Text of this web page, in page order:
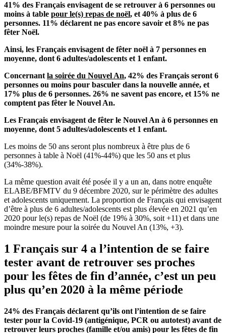
41% des Français envisagent de se retrouver à 6 personnes ou
moins à table pour le(s) repas de noël, et 40% à plus de 6
personnes. 11% déclarent ne pas encore savoir et 8% ne pas
fêter Noël.
Ainsi, les Français envisagent de fêter noël à 7 personnes en
moyenne, dont 6 adultes/adolescents et 1 enfant.
Concernantla soirée du Nouvel An, 42% des Français seront 6
personnes ou moins pour basculer dans la nouvelle année, et
17% plus de 6 personnes. 26% ne savent pas encore, et 15% ne
comptent pas fêter le Nouvel An.
Les Français envisagent de fêter le Nouvel An à 6 personnes en
moyenne, dont 5 adultes/adolescents et 1 enfant.
Les moins de 50 ans seront plus nombreux à être plus de 6
personnes à table à Noël (41%-44%) que les 50 ans et plus
(34%-38%).
La même question avait été posée il y a un an, dans notre enquête
ELABE/BFMTV du 9 décembre 2020, sur le périmètre des adultes
et adolescents uniquement. La proportion de Français qui envisagent
d’être à plus de 6 adultes/adolescents est plus élevée en 2021 qu’en
2020 pour le(s) repas de Noël (de 19% à 30%, soit +11) et dans une
moindre mesure pour la soirée du Nouvel An (13%, +3).
1 Français sur 4 a l’intention de se faire
tester avant de retrouver ses proches
pour les fêtes de fin d’année, c’est un peu
plus qu’en 2020 à la même période
24% des Français déclarent qu’ils ont l’intention de se faire
tester pour la Covid-19 (antigénique, PCR ou autotest) avant de
retrouver leurs proches (famille et/ou amis) pour les fêtes de fin